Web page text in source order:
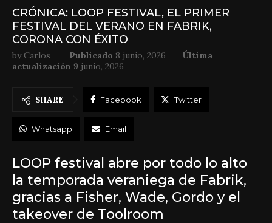
CRÓNICA: LOOP FESTIVAL, EL PRIMER
FESTIVAL DEL VERANO EN FABRIK,
CORONA CON ÉXITO
by Carlos Publicado 8 junio, 2026
Última
actualización 9 junio, 2026
SHARE Facebook Twitter
Whatsapp Email
LOOP festival abre por todo lo alto
la temporada veraniega de Fabrik,
gracias a Fisher, Wade, Gordo y el
takeover de Toolroom